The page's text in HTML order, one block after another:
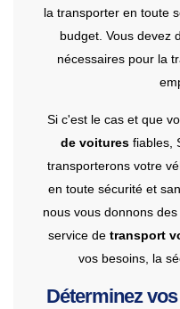
la transporter en toute
budget. Vous devez
nécessaires pour la
Si c'est le cas et que
de voitures fiables,
transporterons votre
en toute sécurité et
nous vous donnons
service de transport
vos besoins, la
Déterminez